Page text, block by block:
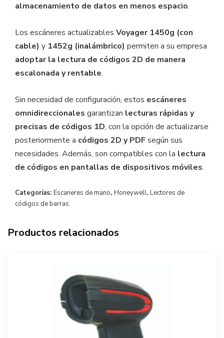
almacenamiento de datos en menos espacio.
Los escáneres actualizables Voyager 1450g (con
cable) y 1452g (inalámbrico) permiten a su empresa
adoptar la lectura de códigos 2D de manera
escalonada y rentable.
Sin necesidad de configuración, estos escáneres
omnidireccionales garantizan lecturas rápidas y
precisas de códigos 1D, con la opción de actualizarse
posteriormente a códigos 2D y PDFsegún sus
necesidades. Además, son compatibles con la lectura
de códigos en pantallas de dispositivos móviles.
Categorías: Escaneres de mano, Honeywell, Lectores de
códigos de barras
Productos relacionados